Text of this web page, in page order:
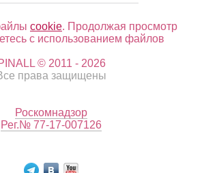
cookie. Продолжая просмотр
с использованием файлов
© 2011 - 2026
права защищены
Роскомнадзор
Рег.№ 77-17-007126